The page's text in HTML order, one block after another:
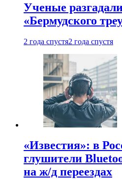
Ученые
«Бермудского
2 года спустя2 года спустя
«Известия»: в
глушители
на ж/д переездах